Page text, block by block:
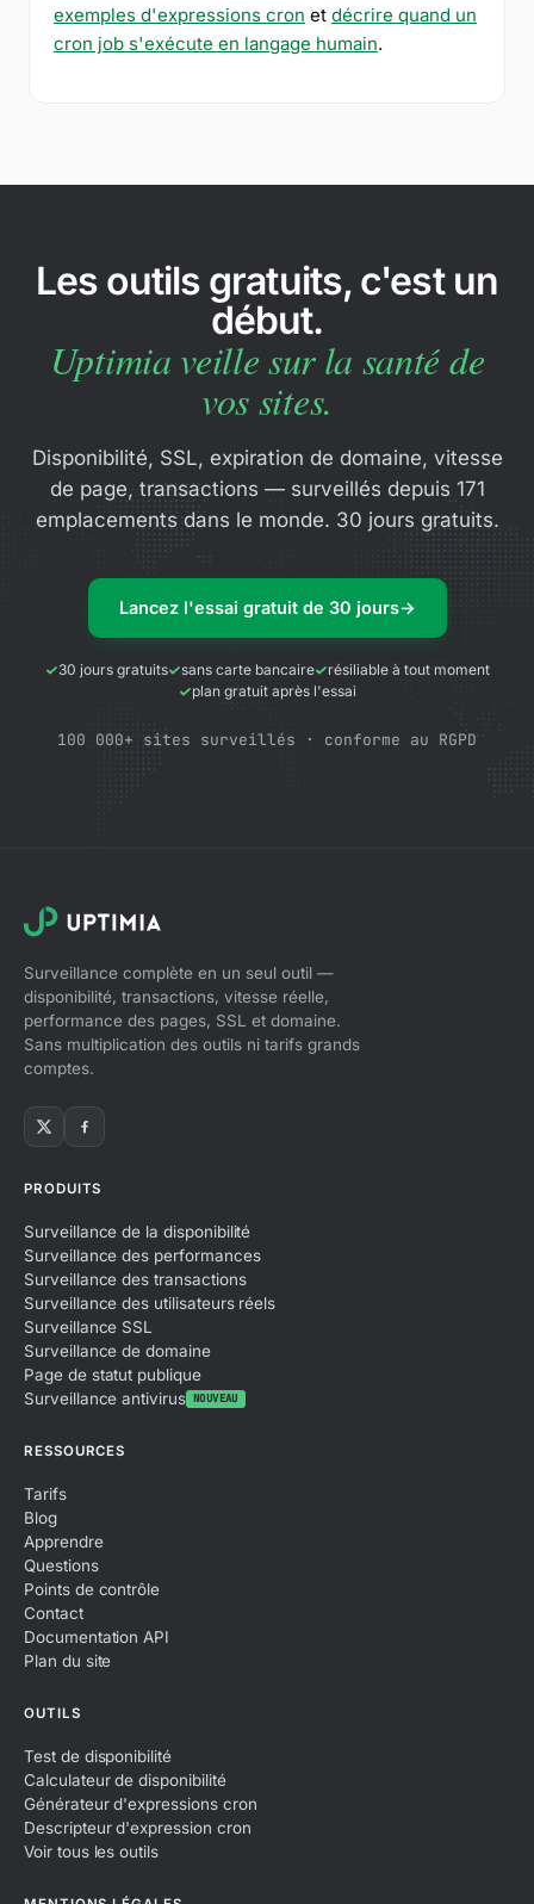
exemples d'expressions cron et décrire quand un
cron job s'exécute en langage humain.
Les outils gratuits, c'est un
début.
Uptimia veille sur la santé de
vos sites.
Disponibilité, SSL, expiration de domaine, vitesse
de page, transactions — surveillés depuis 171
emplacements dans le monde. 30 jours gratuits.
Lancez l'essai gratuit de 30 jours→
30 jours gratuits sans carte bancaire
résiliable à tout moment
plan gratuit après l'essai
100 000+ sites surveillés · conforme au RGPD
Surveillance complète en un seul outil —
disponibilité, transactions, vitesse réelle,
performance des pages, SSL et domaine.
Sans multiplication des outils ni tarifs grands
comptes.
PRODUITS
Surveillance de la disponibilité
Surveillance des performances
Surveillance des transactions
Surveillance des utilisateurs réels
Surveillance SSL
Surveillance de domaine
Page de statut publique
Surveillance antivirus NOUVEAU
RESSOURCES
Tarifs
Blog
Apprendre
Questions
Points de contrôle
Contact
Documentation API
Plan du site
OUTILS
Test de disponibilité
Calculateur de disponibilité
Générateur d'expressions cron
Descripteur d'expression cron
Voir tous les outils